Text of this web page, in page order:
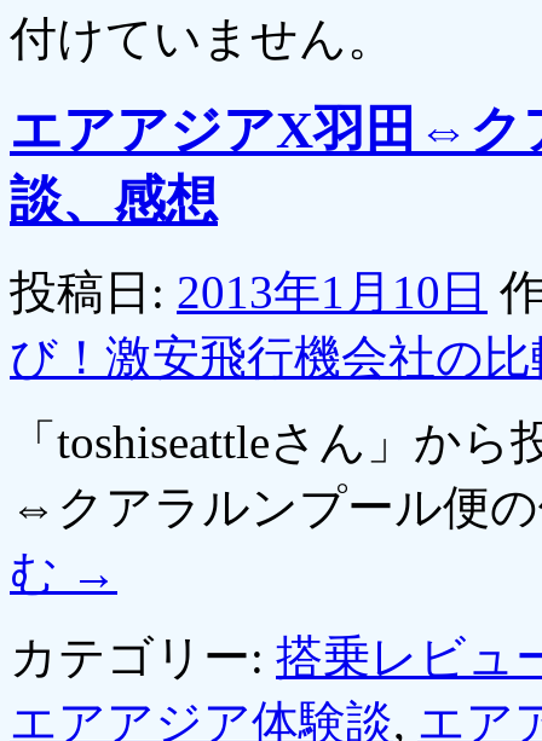
付けていません。
エアアジアX羽田⇔ク
談、感想
投稿日: 2013年1月10日
び！激安飛行機会社の
「toshiseattleさん」か
⇔クアラルンプール便
む →
カテゴリー: 搭乗レビュ
エアアジア体験談, エア